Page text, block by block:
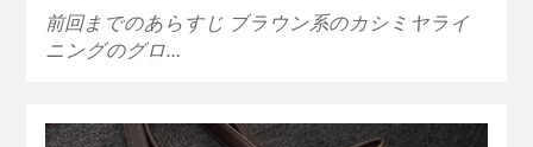
前回までのあらすじ ブラウン系のカシミヤライ
ニングのグロ…